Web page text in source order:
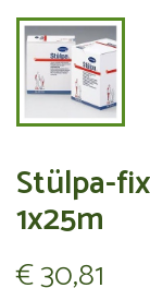
Stülpa-
1x25m
€ 30,81